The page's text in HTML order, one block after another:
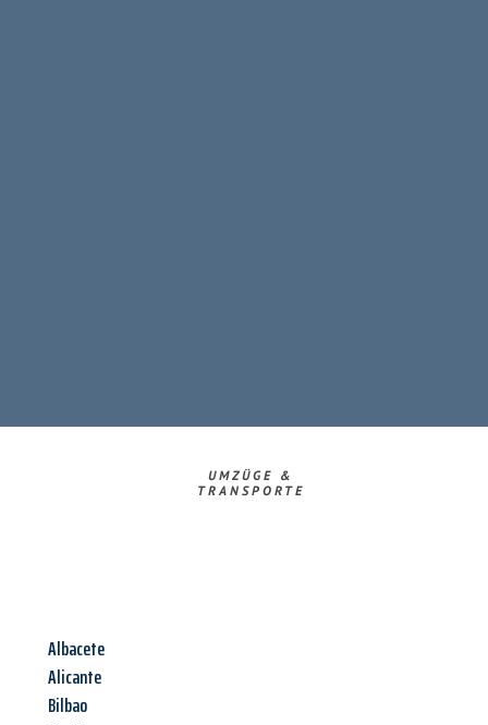
UMZÜGE &
TRANSPORTE
Albacete
Alicante
Bilbao